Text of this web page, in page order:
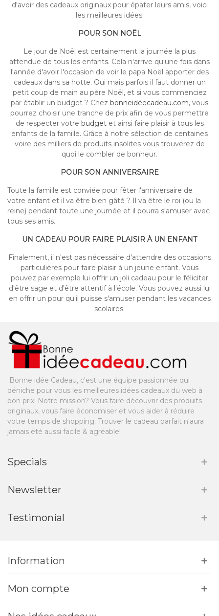
d'avoir des cadeaux originaux pour épater leurs amis, voici
les meilleures idées.
POUR SON NOËL
Le jour de Noël est certainement la journée la plus
attendue de tous les enfants. Cela n'arrive qu'une fois dans
l'année d'avoir l'occasion de voir le papa Noël apporter des
cadeaux dans sa hotte. Oui mais parfois il faut donner un
petit coup de main au père Noël, et si vous commenciez
par établir un budget ? Chez bonneidéecadeau.com, vous
pourrez choisir une tranche de prix afin de vous permettre
de respecter votre budgetet ainsi faire plaisir à tous les
enfants de la famille. Grâce à notre sélection de centaines
voire des milliers de produits insolites vous trouverez de
quoi le combler de bonheur.
POUR SON ANNIVERSAIRE
Toute la famille est conviée pour fêter l'anniversaire de
votre enfant et il va être bien gâté ? Il va être le roi (ou la
reine) pendant toute une journée et il pourra s'amuser avec
tous ses amis.
UN CADEAU POUR FAIRE PLAISIR À UN ENFANT
Finalement, il n'est pas nécessaire d'attendre des occasions
particulières pour faire plaisir à un jeune enfant. Vous
pouvez par exemple lui offrir un joli cadeau pour le féliciter
d'être sage et d'être attentif à l'école. Vous pouvez aussi lui
en offrir un pour qu'il puisse s'amuser pendant les vacances
scolaires.
Bonne idée Cadeau, c'est une équipe passionnée qui
déniche pour vous les meilleures idées cadeaux du web à
bon prix! Notre mission? Vous faire découvrir des produits
originaux, vous faire économiser et vous aider à réduire
votre temps de shopping. Trouver le cadeau parfait n'aura
jamais été aussi facile & agréable!
Specials
Newsletter
Testimonial
Information
Mon compte